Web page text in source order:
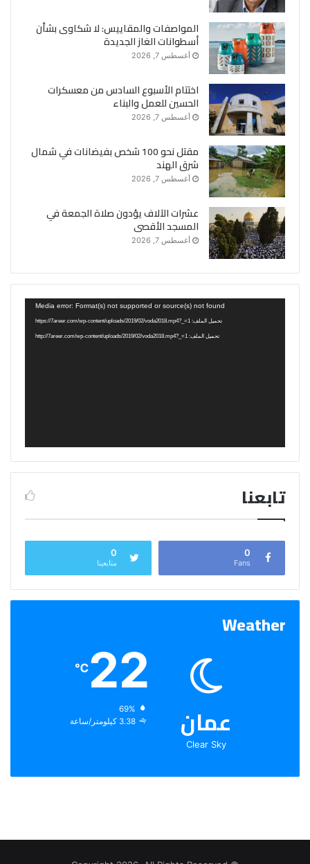
المواصفات والمقاييس: لا شكاوى بشأن
أسطوانات الغاز الجديدة
أغسطس 7, 2026
اختتام الأسبوع السادس من معسكرات
الحسين للعمل والبناء
أغسطس 7, 2026
مقتل نحو 100 شخص بفيضانات في شمال
شرق الهند
أغسطس 7, 2026
عشرات الآلاف يؤدون صلاة الجمعة في
المسجد الأقصى
أغسطس 7, 2026
Media error: Format(s) not supported or source(s) not found
تحميل الملف: https://7areer.com/wp-content/uploads/2019/02/voda2018.mp4?_=1
تحميل الملف: http://7areer.com/wp-content/uploads/2019/02/voda2018.mp4?_=1
تابعنا
0
Fans
0
متابعينا
Weather
عمان
Clear Sky
22
℃
الرطوبة:
الرياح:3.38 كيلومتر/ساعة